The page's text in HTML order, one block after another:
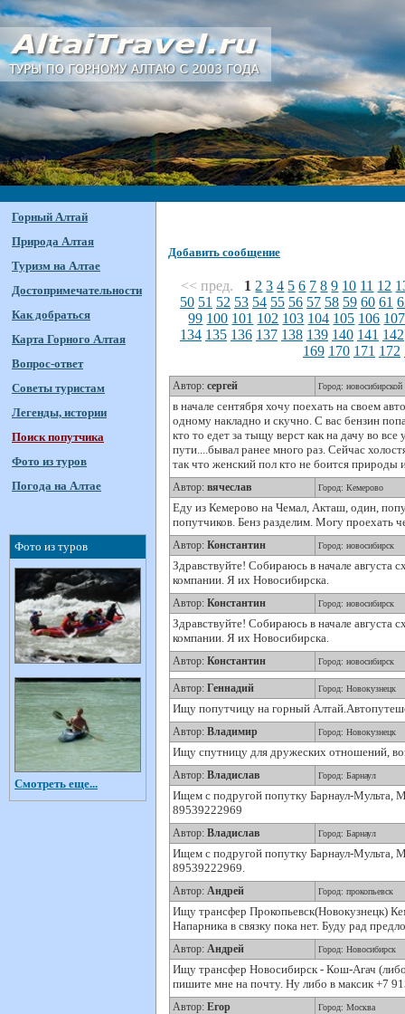
Горный Алтай
Природа Алтая
Туризм на Алтае
Достопримечательности
Как добраться
Карта Горного Алтая
Вопрос-ответ
Советы туристам
Легенды, истории
Поиск попутчика
Фото из туров
Погода на Алтае
Фото из туров
Смотреть еще...
Добавить сообщение
<< пред. 1 2 3 4 5 6 7 8 9 10 11 12
50 51 52 53 54 55 56 57 58 59 60 61
99 100 101 102 103 104 105 106 107
134 135 136 137 138 139 140 141 142
169 170 171 172
Автор: сергей Город: новосибирской
в начале сентября хочу поехать на своем
одному накладно и скучно. С вас бензин
кто то едет за тыщу верст как на дачу во
пути....бывал ранее много раз. Сейчас
так что женский пол кто не боится
Автор: вячеслав Город: Кемерово
Еду из Кемерово на Чемал, Акташ, один,
попутчиков. Бенз разделим. Могу проехать
Автор: Константин Город: новосибирск
Здравствуйте! Собираюсь в начале августа
компании. Я их Новосибирска.
Автор: Константин Город: новосибирск
Здравствуйте! Собираюсь в начале августа
компании. Я их Новосибирска.
Автор: Константин Город: новосибирск
Автор: Геннадий Город: Новокузнецк
Ищу попутчицу на горный
Автор: Владимир Город: Новокузнецк
Ищу спутницу для дружеских отношений,
Автор: Владислав Город: Барнаул
Ищем с подругой попутку Барнаул-Мульта,
89539222969
Автор: Владислав Город: Барнаул
Ищем с подругой попутку Барнаул-Мульта,
89539222969.
Автор: Андрей Город: прокопьевск
Ищу трансфер Прокопьевск(Новокузнецк)
Напарника в связку пока нет. Буду рад
Автор: Андрей Город: Новосибирск
Ищу трансфер Новосибирск - Кош-Агач
пишите мне на почту. Ну либо в максик +7
Автор: Егор Город: Москва